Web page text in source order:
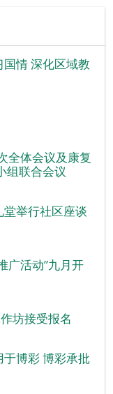
情 深化区域教
全体会议及康复
组联合会议
举行社区座谈
广活动”九月开
坊接受报名
博彩 博彩承批